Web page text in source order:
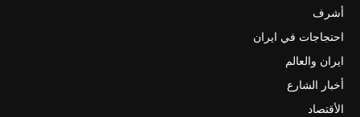
أشرف
احتجاجات في ايران
ايران والعالم
أخبار الشارع
الأقتصاد